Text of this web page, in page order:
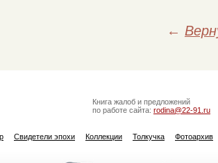
←
Книга жалоб и предложений
по работе сайта: rodina@22-91.ru
Свидетели эпохи Коллекции Толкучка Фотоархив